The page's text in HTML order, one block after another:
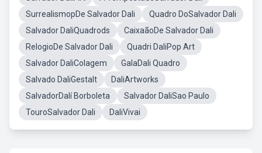
SurrealismopDe Salvador Dali
Quadro DoSalvador Dali
Salvador DaliQuadrods
CaixaãoDe Salvador Dali
RelogioDe Salvador Dali
Quadri DaliPop Art
Salvador DaliColagem
GalaDali Quadro
Salvado DaliGestalt
DaliArtworks
SalvadorDalí Borboleta
Salvador DaliSao Paulo
TouroSalvador Dali
DaliVivai